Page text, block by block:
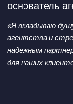
основатель
«Я вкладываю
агентства и
надежным
для наших